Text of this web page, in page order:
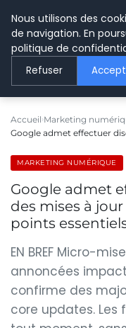
LE
Accueil Marketing
Google admet effectuer
MARKETING NUMÉRIQUE
Google admet
des mises à
points
EN BREF Micro-
annoncées
confirme des
core updates.
Nous utilisons des
de navigation. En
politique de
Refuser